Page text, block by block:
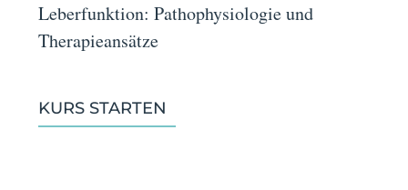
Leberfunktion: Pathophysiologie und
Therapieansätze
KURS STARTEN